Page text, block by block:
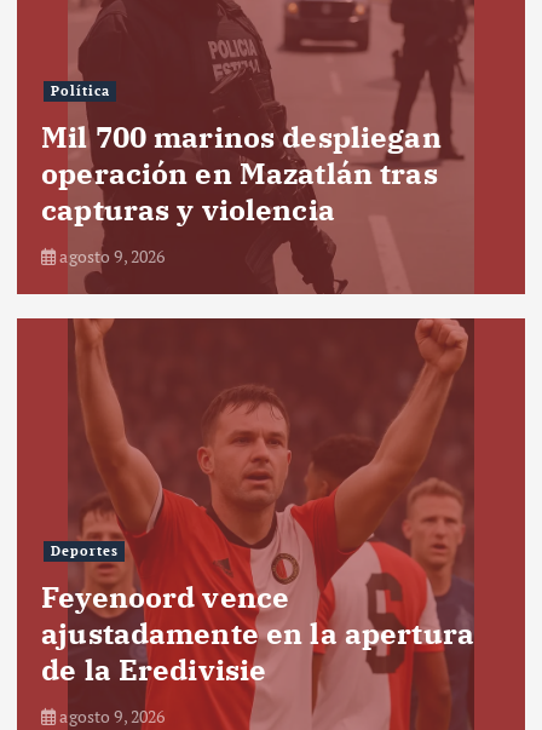
Política
Mil 700 marinos despliegan
operación en Mazatlán tras
capturas y violencia
agosto 9, 2026
Deportes
Feyenoord vence
ajustadamente en la apertura
de la Eredivisie
agosto 9, 2026